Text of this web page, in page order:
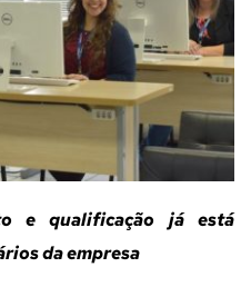
e qualificação já está
da empresa